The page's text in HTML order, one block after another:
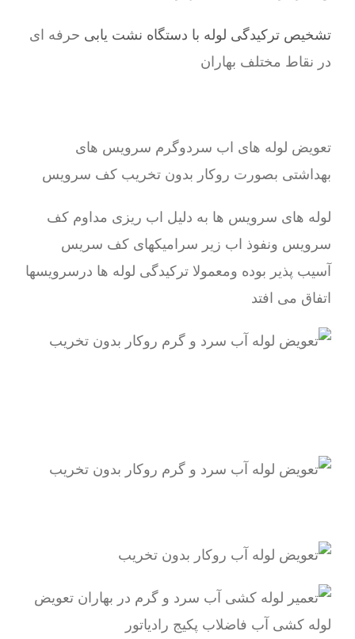
تشخیص ترکیدگی لوله با دستگاه نشت یابی حرفه ای
در نقاط مختلف بهاران
تعویض لوله های اب سردوگرم سرویس های
بهداشتی بصورت روکار بدون تخریب کف سرویس
لوله های سرویس ها به دلیل اب ریزی مداوم کف
سرویس ونفوذ اب زیر سرامیکهای کف سریس
آسیب پذیر بوده ومعمولا ترکیدگی لوله ها درسرویسها
اتفاق می افتد